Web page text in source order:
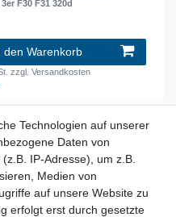
F30 F31 320d
den Warenkorb
zzgl. Versandkosten
BMW 3er F30 F31 320d
Kondensator
den Warenkorb
zzgl. Versandkosten
Technologien auf unserer
Daten von
IP-Adresse), um z.B.
Medien von
auf unsere Website zu
erfolgt erst durch gesetzte